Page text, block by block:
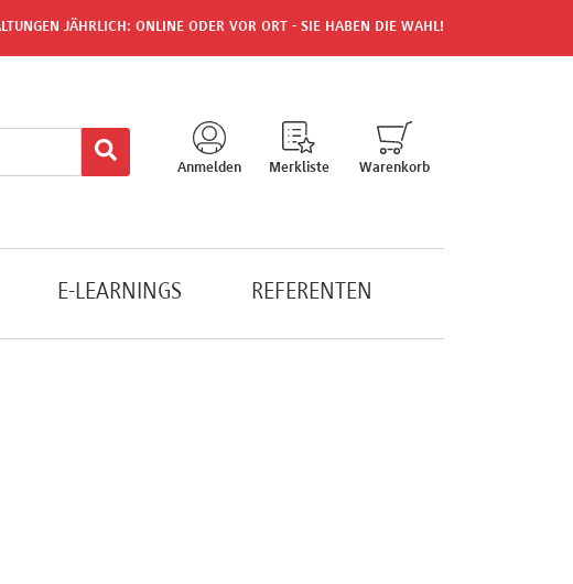
JÄHRLICH: ONLINE ODER VOR ORT - SIE HABEN DIE WAHL!
Anmelden Merkliste Warenkorb
E-LEARNINGS REFERENTEN